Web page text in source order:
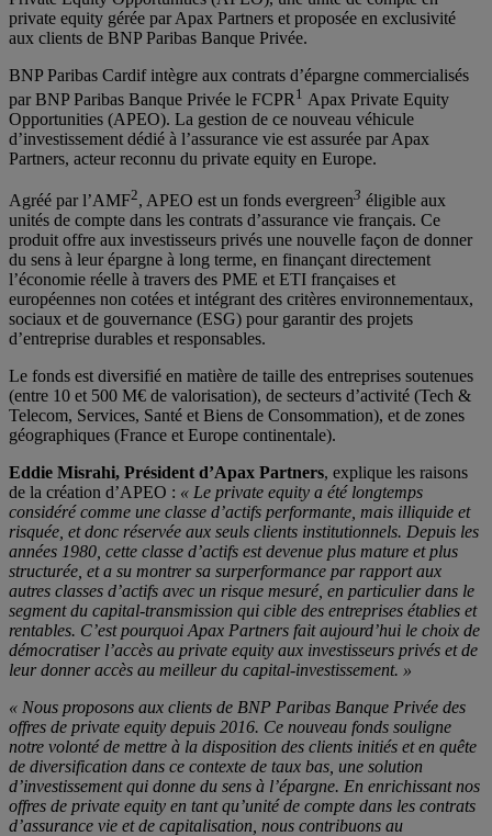
private equity gérée par Apax Partners et proposée en exclusivité
aux clients de BNP Paribas Banque Privée.
BNP Paribas Cardif intègre aux contrats d’épargne commercialisés
par BNP Paribas Banque Privée le FCPR 1 Apax Private Equity
Opportunities (APEO). La gestion de ce nouveau véhicule
d’investissement dédié à l’assurance vie est assurée par Apax
Partners, acteur reconnu du private equity en Europe.
Agréé par l’AMF2, APEO est un fonds evergreen3 éligible aux
unités de compte dans les contrats d’assurance vie français. Ce
produit offre aux investisseurs privés une nouvelle façon de donner
du sens à leur épargne à long terme, en finançant directement
l’économie réelle à travers des PME et ETI françaises et
européennes non cotées et intégrant des critères environnementaux,
sociaux et de gouvernance (ESG) pour garantir des projets
d’entreprise durables et responsables.
Le fonds est diversifié en matière de taille des entreprises soutenues
(entre 10 et 500 M€ de valorisation), de secteurs d’activité (Tech &
Telecom, Services, Santé et Biens de Consommation), et de zones
géographiques (France et Europe continentale).
Eddie Misrahi, Président d’Apax Partners, explique les raisons
de la création d’APEO : « Le private equity a été longtemps
considéré comme une classe d’actifs performante, mais illiquide et
risquée, et donc réservée aux seuls clients institutionnels. Depuis les
années 1980, cette classe d’actifs est devenue plus mature et plus
structurée, et a su montrer sa surperformance par rapport aux
autres classes d’actifs avec un risque mesuré, en particulier dans le
segment du capital-transmission qui cible des entreprises établies et
rentables. C’est pourquoi Apax Partners fait aujourd’hui le choix de
démocratiser l’accès au private equity aux investisseurs privés et de
leur donner accès au meilleur du capital-investissement. »
« Nous proposons aux clients de BNP Paribas Banque Privée des
offres de private equity depuis 2016. Ce nouveau fonds souligne
notre volonté de mettre à la disposition des clients initiés et en quête
de diversification dans ce contexte de taux bas, une solution
d’investissement qui donne du sens à l’épargne. En enrichissant nos
offres de private equity en tant qu’unité de compte dans les contrats
d’assurance vie et de capitalisation, nous contribuons au